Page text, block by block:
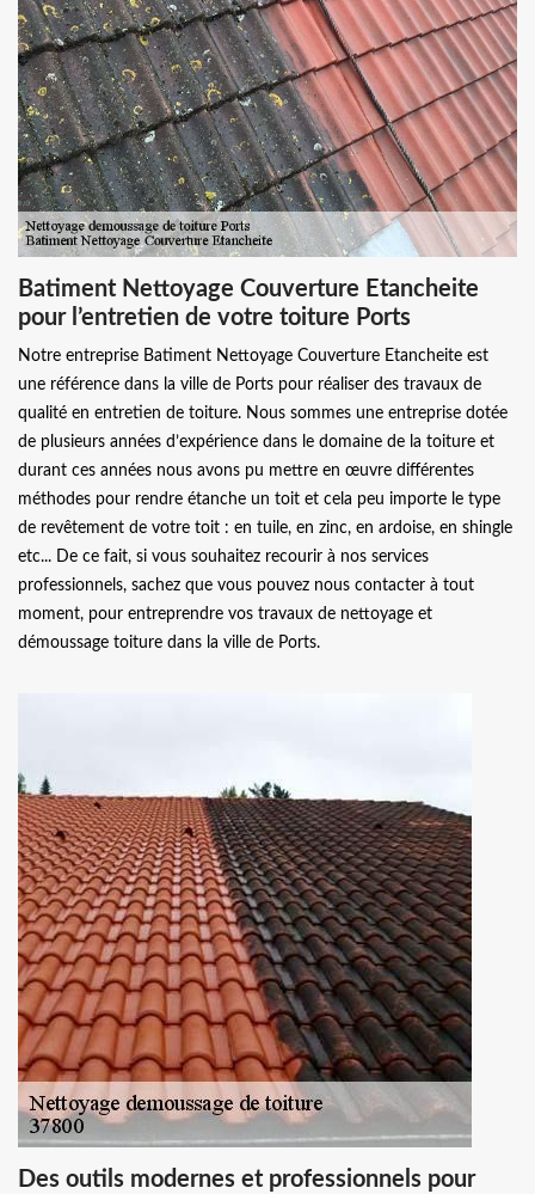
Batiment Nettoyage Couverture Etancheite
pour l’entretien de votre toiture Ports
Notre entreprise Batiment Nettoyage Couverture Etancheite est
une référence dans la ville de Ports pour réaliser des travaux de
qualité en entretien de toiture. Nous sommes une entreprise dotée
de plusieurs années d’expérience dans le domaine de la toiture et
durant ces années nous avons pu mettre en œuvre différentes
méthodes pour rendre étanche un toit et cela peu importe le type
de revêtement de votre toit : en tuile, en zinc, en ardoise, en shingle
etc... De ce fait, si vous souhaitez recourir à nos services
professionnels, sachez que vous pouvez nous contacter à tout
moment, pour entreprendre vos travaux de nettoyage et
démoussage toiture dans la ville de Ports.
Des outils modernes et professionnels pour